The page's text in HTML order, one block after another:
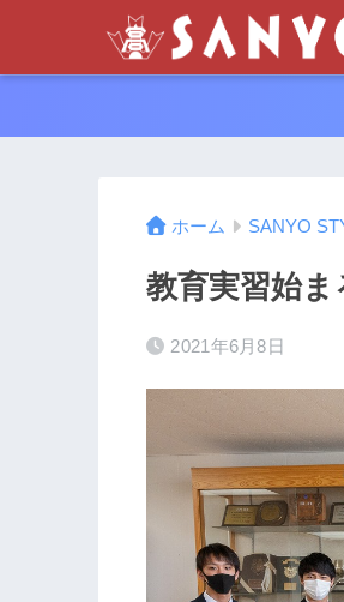
ホーム SANYO
教育実習始ま
2021年6月8日